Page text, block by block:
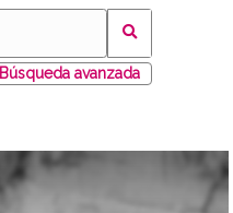
Búsqueda avanzada